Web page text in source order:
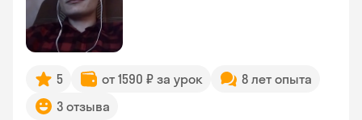
5 от 1590 ₽ за урок
8 лет опыта
3 отзыва